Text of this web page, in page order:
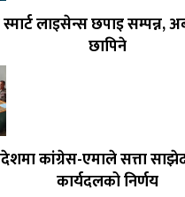
लाइसेन्स छपाइ सम्पन्न,
छापिने
कांग्रेस-एमाले सत्ता
कार्यदलको निर्णय